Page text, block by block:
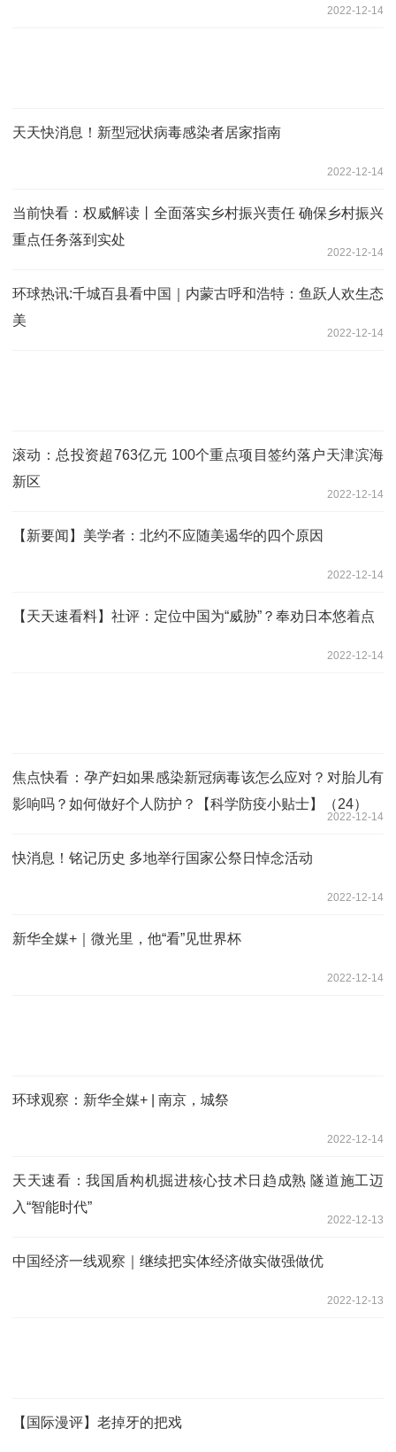
2022-12-14
天天快消息！新型冠状病毒感染者居家指南
2022-12-14
当前快看：权威解读丨全面落实乡村振兴责任 确保乡村振兴
重点任务落到实处
2022-12-14
环球热讯:千城百县看中国｜内蒙古呼和浩特：鱼跃人欢生态
美
2022-12-14
滚动：总投资超763亿元 100个重点项目签约落户天津滨海
新区
2022-12-14
【新要闻】美学者：北约不应随美遏华的四个原因
2022-12-14
【天天速看料】社评：定位中国为“威胁”？奉劝日本悠着点
2022-12-14
焦点快看：孕产妇如果感染新冠病毒该怎么应对？对胎儿有
影响吗？如何做好个人防护？【科学防疫小贴士】（24）
2022-12-14
快消息！铭记历史 多地举行国家公祭日悼念活动
2022-12-14
新华全媒+｜微光里，他“看”见世界杯
2022-12-14
环球观察：新华全媒+ | 南京，城祭
2022-12-14
天天速看：我国盾构机掘进核心技术日趋成熟 隧道施工迈
入“智能时代”
2022-12-13
中国经济一线观察｜继续把实体经济做实做强做优
2022-12-13
【国际漫评】老掉牙的把戏